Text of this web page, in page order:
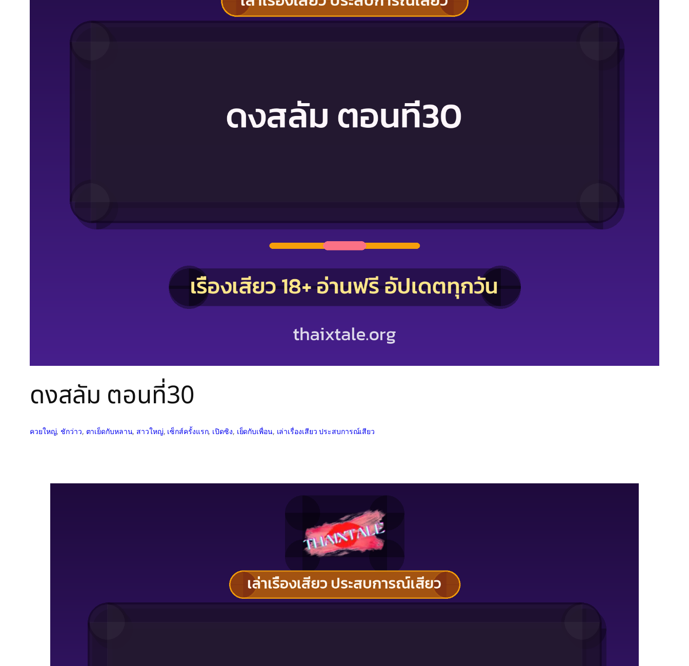
ดงสลัม ตอนที่30
ควยใหญ่, ชักว่าว, ตาเย็ดกับหลาน, สาวใหญ่, เซ็กส์ครั้งแรก, เปิดซิง, เย็ดกับเพื่อน, เล่าเรื่องเสียว ประสบการณ์เสียว